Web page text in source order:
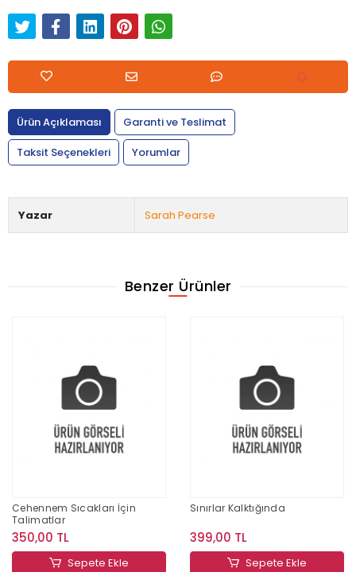
Ürün Açıklaması
Garanti ve Teslimat
Taksit Seçenekleri
Yorumlar
Yazar Sarah Pearse
Benzer Ürünler
Cehennem Sıcakları İçin
Talimatlar
350,00 TL
Sepete Ekle
Sınırlar Kalktığında
399,00 TL
Sepete Ekle